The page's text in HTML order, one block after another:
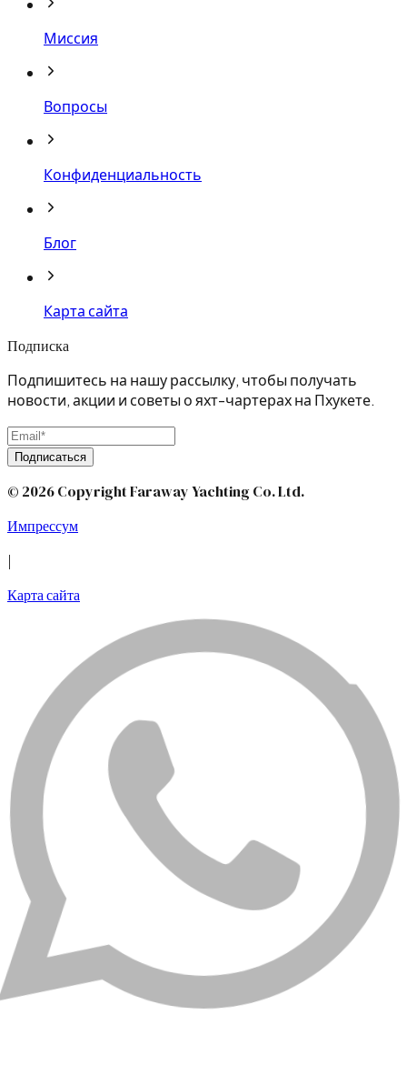
Миссия
Вопросы
Конфиденциальность
Блог
Карта сайта
Подписка
Подпишитесь на нашу рассылку, чтобы получать
новости, акции и советы о яхт-чартерах на Пхукете.
Подписаться
© 2026 Copyright Faraway Yachting Co. Ltd.
Импрессум
|
Карта сайта